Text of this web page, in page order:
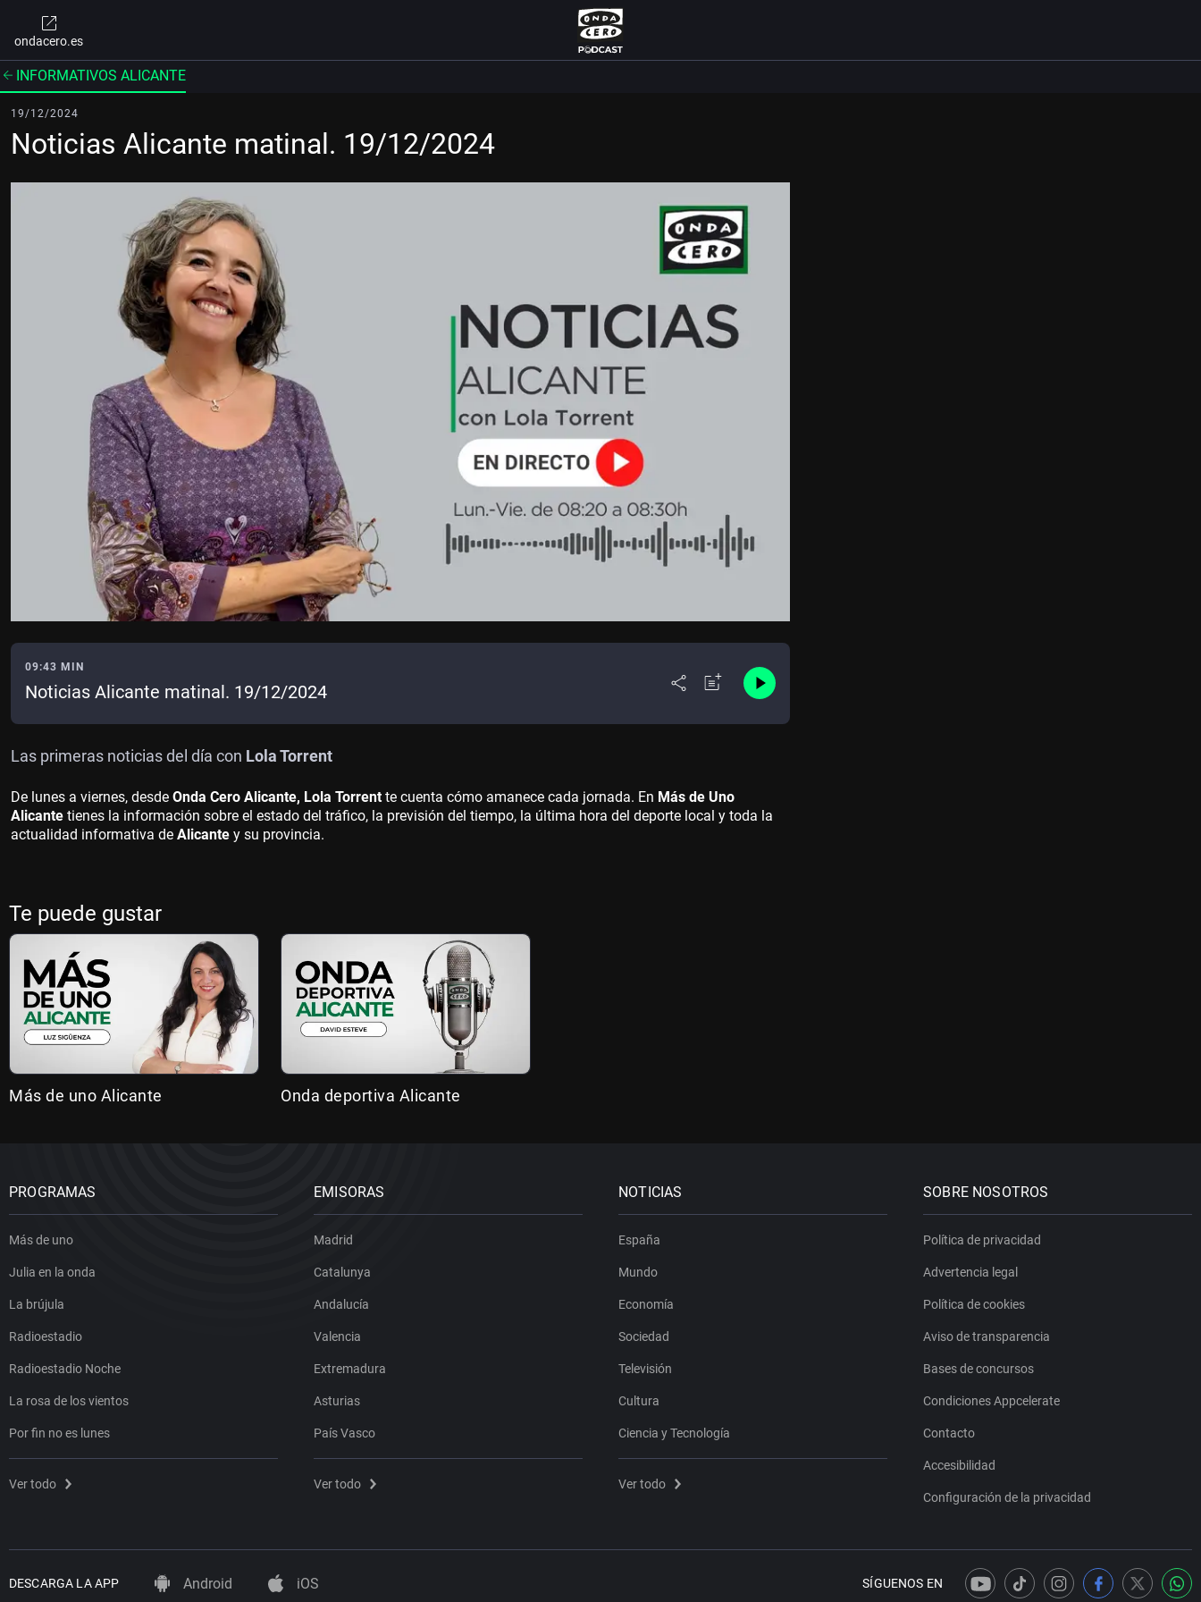
ondacero.es
INFORMATIVOS ALICANTE
19/12/2024
Noticias Alicante matinal. 19/12/2024
09:43 MIN
Noticias Alicante matinal. 19/12/2024
Las primeras noticias del día con Lola Torrent
De lunes a viernes, desde Onda Cero Alicante, Lola Torrent te cuenta cómo amanece cada jornada. En Más de Uno
Alicante tienes la información sobre el estado del tráfico, la previsión del tiempo, la última hora del deporte local y toda la
actualidad informativa de Alicante y su provincia.
Te puede gustar
Más de uno Alicante Onda deportiva Alicante
PROGRAMAS
Más de uno
Julia en la onda
La brújula
Radioestadio
Radioestadio Noche
La rosa de los vientos
Por fin no es lunes
Ver todo
EMISORAS
Madrid
Catalunya
Andalucía
Valencia
Extremadura
Asturias
País Vasco
Ver todo
NOTICIAS
España
Mundo
Economía
Sociedad
Televisión
Cultura
Ciencia y Tecnología
Ver todo
SOBRE NOSOTROS
Política de privacidad
Advertencia legal
Política de cookies
Aviso de transparencia
Bases de concursos
Condiciones Appcelerate
Contacto
Accesibilidad
Configuración de la privacidad
DESCARGA LA APP Android iOS SÍGUENOS EN